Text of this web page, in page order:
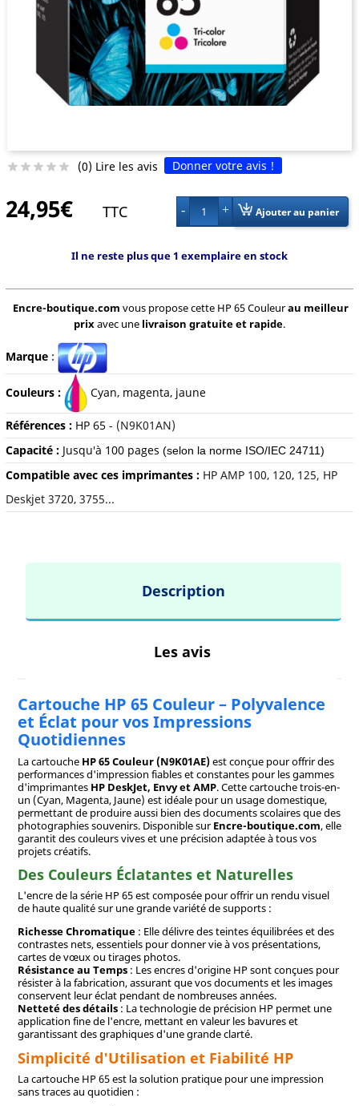
     (0) Lire les avis Donner votre avis !
24,95€ TTC 1 Ajouter au panier
Il ne reste plus que 1 exemplaire en stock
Encre-boutique.com vous propose cette HP 65 Couleurau meilleur
prixavec une livraison gratuite et rapide.
Marque:
Couleurs : Cyan, magenta, jaune
Références : HP 65 - (N9K01AN)
Capacité :Jusqu'à 100 pages (selon la norme ISO/IEC 24711)
Compatible avec ces imprimantes : HP AMP 100,120,125, HP
Deskjet 3720,3755...
Description
Les avis
Cartouche HP 65 Couleur – Polyvalence
et Éclat pour vos Impressions
Quotidiennes
La cartouche HP 65 Couleur (N9K01AE)est conçue pour offrir des
performances d'impression fiables et constantes pour les gammes
d'imprimantes HP DeskJet, Envy et AMP. Cette cartouche trois-en-
un (Cyan, Magenta, Jaune) est idéale pour un usage domestique,
permettant de produire aussi bien des documents scolaires que des
photographies souvenirs. Disponible surEncre-boutique.com, elle
garantit des couleurs vives et une précision adaptée à tous vos
projets créatifs.
Des Couleurs Éclatantes et Naturelles
L'encre de la série HP 65 est composée pour offrir un rendu visuel
de haute qualité sur une grande variété de supports :
Richesse Chromatique: Elle délivre des teintes équilibrées et des
contrastes nets, essentiels pour donner vie à vos présentations,
cartes de vœux ou tirages photos.
Résistance au Temps: Les encres d'origine HP sont conçues pour
résister à la fabrication, assurant que vos documents et les images
conservent leur éclat pendant de nombreuses années.
Netteté des détails: La technologie de précision HP permet une
application fine de l'encre, mettant en valeur les bavures et
garantissant des graphiques d'une grande clarté.
Simplicité d'Utilisation et Fiabilité HP
La cartouche HP 65 est la solution pratique pour une impression
sans traces au quotidien :